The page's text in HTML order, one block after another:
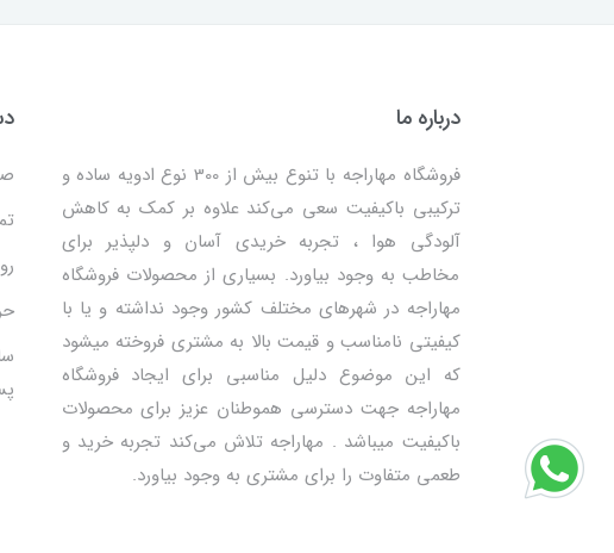
درباره ما
فروشگاه مهاراجه با تنوع بیش از 300 نوع ادویه ساده و
ترکیبی باکیفیت سعی می‌کند علاوه بر کمک به کاهش
آلودگی هوا ، تجربه خریدی آسان و دلپذیر برای
مخاطب به وجود بیاورد. بسیاری از محصولات فروشگاه
مهاراجه در شهرهای مختلف کشور وجود نداشته و یا با
کیفیتی نامناسب و قیمت بالا به مشتری فروخته میشود
که این موضوع دلیل مناسبی برای ایجاد فروشگاه
مهاراجه جهت دسترسی هموطنان عزیز برای محصولات
باکیفیت میباشد . مهاراجه تلاش می‌کند تجربه خرید و
طعمی متفاوت را برای مشتری به وجود بیاورد.